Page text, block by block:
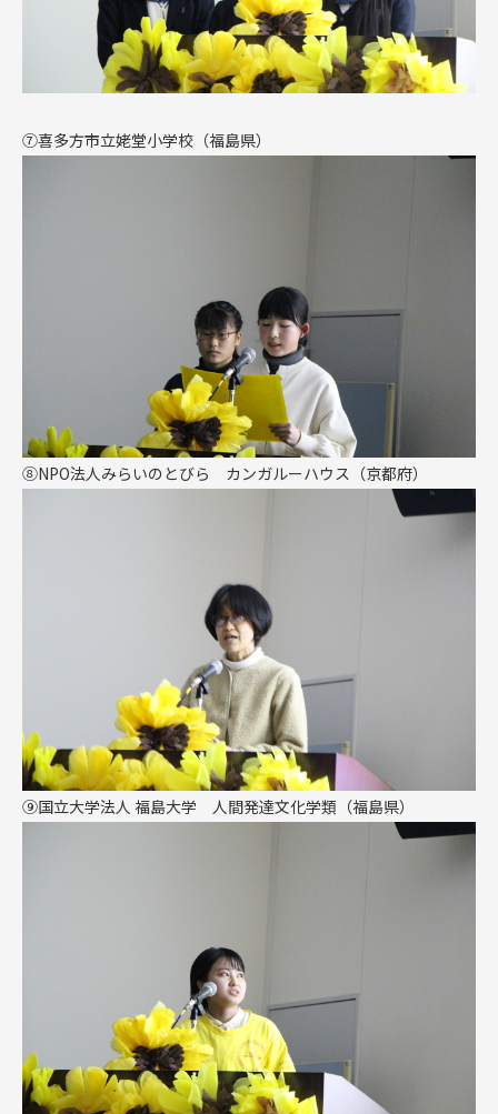
⑦喜多方市立姥堂小学校（福島県）
⑧NPO法人みらいのとびら カンガルーハウス（京都府）
⑨国立大学法人 福島大学 人間発達文化学類（福島県）